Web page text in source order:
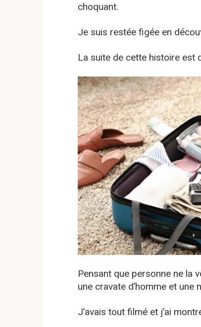
choquant.
Je suis restée figée en
La suite de cette histoire est
Pensant que personne ne la
une cravate d’homme et une
J’avais tout filmé et j’ai